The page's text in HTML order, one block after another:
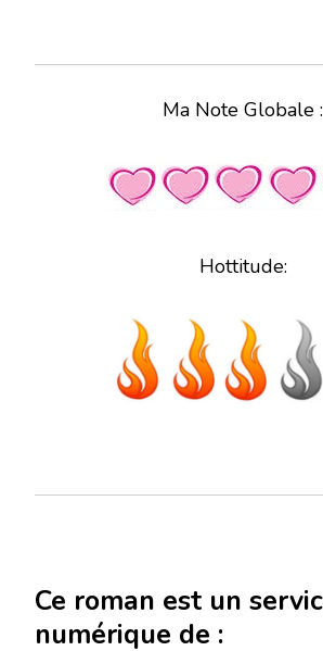
Ma Note Globale :
Hottitude:
Ce roman est un
numérique de :